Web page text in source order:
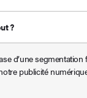
?
d’une
publicité